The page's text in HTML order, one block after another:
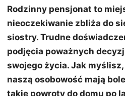
Rodzinny pensjonat to
nieoczekiwanie zbliża do
siostry. Trudne
podjęcia poważnych
swojego życia. Jak myślisz,
naszą osobowość mają
takie powroty do domu po